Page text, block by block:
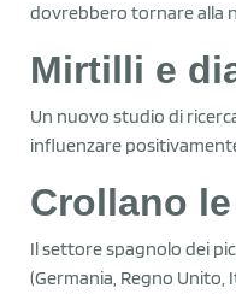
dovrebbero tornare alla
Mirtilli e
Un nuovo studio di
influenzare
Crollano
Il settore spagnolo dei
(Germania, Regno